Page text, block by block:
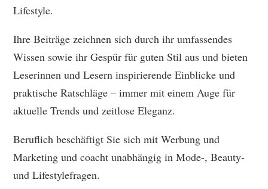
Lifestyle.
Ihre Beiträge zeichnen sich durch ihr umfassendes
Wissen sowie ihr Gespür für guten Stil aus und bieten
Leserinnen und Lesern inspirierende Einblicke und
praktische Ratschläge – immer mit einem Auge für
aktuelle Trends und zeitlose Eleganz.
Beruflich beschäftigt Sie sich mit Werbung und
Marketing und coacht unabhängig in Mode-, Beauty-
und Lifestylefragen.